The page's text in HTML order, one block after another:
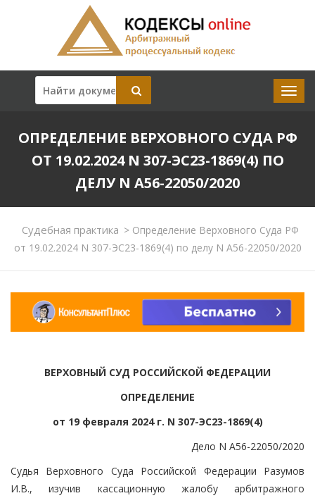
ОПРЕДЕЛЕНИЕ ВЕРХОВНОГО СУДА РФ
ОТ 19.02.2024 N 307-ЭС23-1869(4) ПО
ДЕЛУ N А56-22050/2020
Судебная практика >Определение Верховного Суда РФ
от 19.02.2024 N 307-ЭС23-1869(4) по делу N А56-22050/2020
ВЕРХОВНЫЙ СУД РОССИЙСКОЙ ФЕДЕРАЦИИ
ОПРЕДЕЛЕНИЕ
от 19 февраля 2024 г. N 307-ЭС23-1869(4)
Дело N А56-22050/2020
Судья Верховного Суда Российской Федерации Разумов
И.В., изучив кассационную жалобу арбитражного